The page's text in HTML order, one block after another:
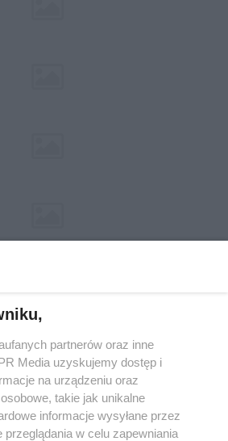
w serwisie nie może być powielany i
rozpowszechniany w jakikolwiek sposób (w
mechaniczny) na jakimkolwiek polu
formie, włącznie z umieszczaniem w
właściciela praw. Jakiekolwiek użycie lub
lub w części z naruszeniem prawa,
jest zabronione pod groźbą kary i może być
partnerów oraz inne
Media uzyskujemy dostęp i
na urządzeniu oraz
takie jak unikalne
informacje wysyłane przez
przeglądania w celu zapewniania